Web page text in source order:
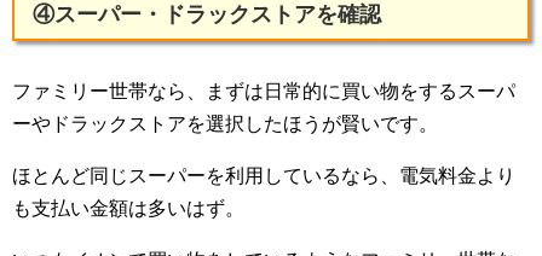
④スーパー・ドラックストアを確認
ファミリー世帯なら、まずは日常的に買い物をするスーパ
ーやドラックストアを選択したほうが賢いです。
ほとんど同じスーパーを利用しているなら、電気料金より
も支払い金額は多いはず。